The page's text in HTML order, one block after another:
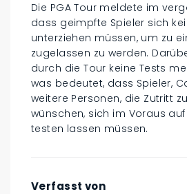
Die PGA Tour meldete im
dass geimpfte Spieler sich
unterziehen müssen, um zu
zugelassen zu werden.
durch die Tour keine Tests
was bedeutet, dass Spieler,
weitere Personen, die Zutritt
wünschen, sich im Voraus
testen lassen müssen.
Verfasst von